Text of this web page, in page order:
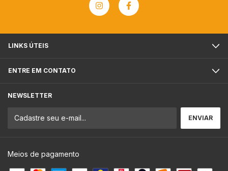
LINKS ÚTEIS
ENTRE EM CONTATO
NEWSLETTER
Meios de pagamento